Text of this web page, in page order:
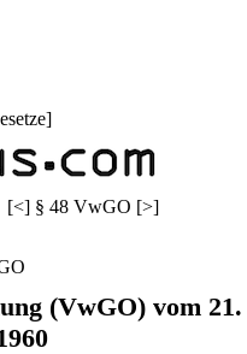
]
[<] § 48 VwGO [>]
(VwGO) vom 21.